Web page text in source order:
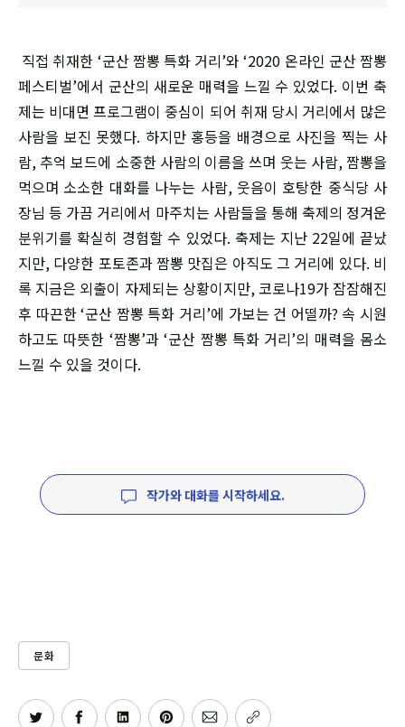
직접 취재한 ‘군산 짬뽕 특화 거리’와 ‘2020 온라인 군산 짬뽕
페스티벌’에서 군산의 새로운 매력을 느낄 수 있었다. 이번 축
제는 비대면 프로그램이 중심이 되어 취재 당시 거리에서 많은
사람을 보진 못했다. 하지만 홍등을 배경으로 사진을 찍는 사
람, 추억 보드에 소중한 사람의 이름을 쓰며 웃는 사람, 짬뽕을
먹으며 소소한 대화를 나누는 사람, 웃음이 호탕한 중식당 사
장님 등 가끔 거리에서 마주치는 사람들을 통해 축제의 정겨운
분위기를 확실히 경험할 수 있었다. 축제는 지난 22일에 끝났
지만, 다양한 포토존과 짬뽕 맛집은 아직도 그 거리에 있다. 비
록 지금은 외출이 자제되는 상황이지만, 코로나19가 잠잠해진
후 따끈한 ‘군산 짬뽕 특화 거리’에 가보는 건 어떨까? 속 시원
하고도 따뜻한 ‘짬뽕’과 ‘군산 짬뽕 특화 거리’의 매력을 몸소
느낄 수 있을 것이다.
작가와 대화를 시작하세요.
문화